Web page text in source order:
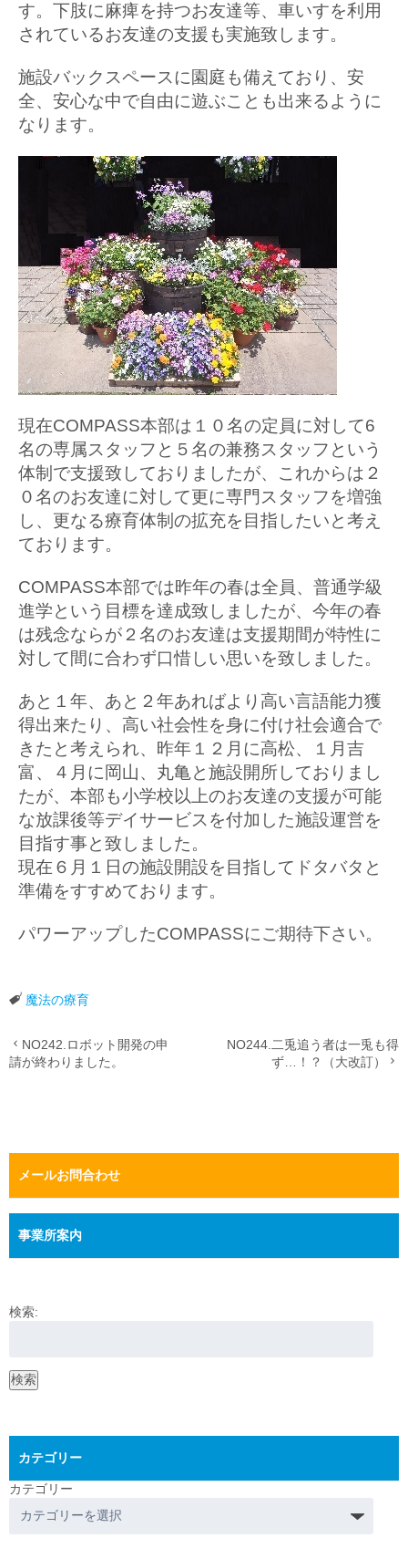
す。下肢に麻痺を持つお友達等、車いすを利用
されているお友達の支援も実施致します。
施設バックスペースに園庭も備えており、安
全、安心な中で自由に遊ぶことも出来るように
なります。
現在COMPASS本部は１０名の定員に対して6
名の専属スタッフと５名の兼務スタッフという
体制で支援致しておりましたが、これからは２
０名のお友達に対して更に専門スタッフを増強
し、更なる療育体制の拡充を目指したいと考え
ております。
COMPASS本部では昨年の春は全員、普通学級
進学という目標を達成致しましたが、今年の春
は残念ならが２名のお友達は支援期間が特性に
対して間に合わず口惜しい思いを致しました。
あと１年、あと２年あればより高い言語能力獲
得出来たり、高い社会性を身に付け社会適合で
きたと考えられ、昨年１２月に高松、１月吉
富、４月に岡山、丸亀と施設開所しておりまし
たが、本部も小学校以上のお友達の支援が可能
な放課後等デイサービスを付加した施設運営を
目指す事と致しました。
現在６月１日の施設開設を目指してドタバタと
準備をすすめております。
パワーアップしたCOMPASSにご期待下さい。
魔法の療育
NO242.ロボット開発の申
請が終わりました。
NO244.二兎追う者は一兎も得
ず…！？（大改訂）
メールお問合わせ
事業所案内
検索:
検索
カテゴリー
カテゴリー